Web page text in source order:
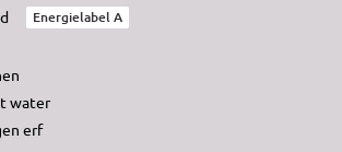
Energielabel A
water
erf